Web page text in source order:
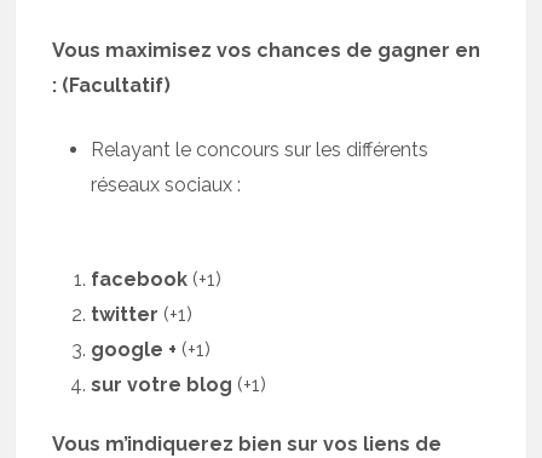
Vous maximisez vos chances de gagner en
: (Facultatif)
Relayant le concours sur les différents
réseaux sociaux :
facebook (+1)
twitter (+1)
google + (+1)
sur votre blog (+1)
Vous m’indiquerez bien sur vos liens de